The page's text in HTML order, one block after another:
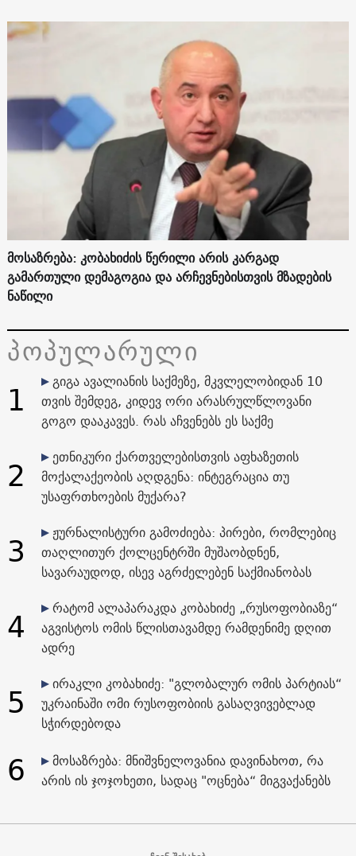
მოსაზრება: კობახიძის წერილი არის კარგად
გამართული დემაგოგია და არჩევნებისთვის მზადების
ნაწილი
პოპულარული
1
გიგა ავალიანის საქმეზე, მკვლელობიდან 10
თვის შემდეგ, კიდევ ორი არასრულწლოვანი
გოგო დააკავეს. რას აჩვენებს ეს საქმე
2
ეთნიკური ქართველებისთვის აფხაზეთის
მოქალაქეობის აღდგენა: ინტეგრაცია თუ
უსაფრთხოების მუქარა?
3
ჟურნალისტური გამოძიება: პირები, რომლებიც
თაღლითურ ქოლცენტრში მუშაობდნენ,
სავარაუდოდ, ისევ აგრძელებენ საქმიანობას
4
რატომ ალაპარაკდა კობახიძე „რუსოფობიაზე“
აგვისტოს ომის წლისთავამდე რამდენიმე დღით
ადრე
5
ირაკლი კობახიძე: "გლობალურ ომის პარტიას“
უკრაინაში ომი რუსოფობიის გასაღვივებლად
სჭირდებოდა
6
მოსაზრება: მნიშვნელოვანია დავინახოთ, რა
არის ის ჯოჯოხეთი, სადაც "ოცნება“ მიგვაქანებს